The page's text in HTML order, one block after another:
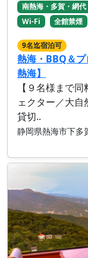
南熱海・多賀・網代
Wi-Fi
全館禁煙
9名迄宿泊可
熱海・BBQ＆
熱海】
【９名様まで
ェクター／大
貸切..
静岡県熱海市下多